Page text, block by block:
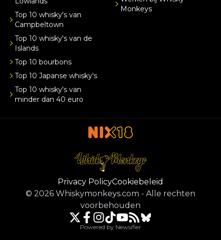
Top 10 whisky's van
Campbeltown
Top 10 whisky's van de
Islands
Top 10 bourbons
Top 10 Japanse whisky's
Top 10 whisky's van
minder dan 40 euro
Monkeys
Privacy PolicyCookiebeleid
© 2026 Whiskymonkeys.com - Alle rechten
voorbehouden
Powered by Newsifier